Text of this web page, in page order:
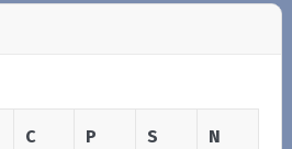
C P S N